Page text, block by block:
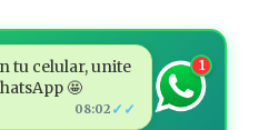
tu celular, unite
🤩
08:02 ✓✓
1